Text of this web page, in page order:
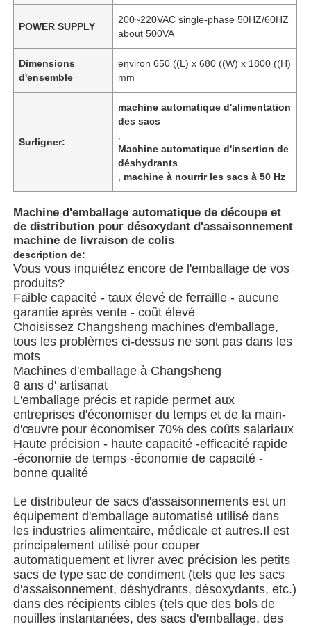
À la maison
Produits
Vidéos
POWER SUPPLY
200~220VAC single-phase 50HZ/60HZ
about 500VA
Dimensions
d'ensemble
environ 650 ((L) x 680 ((W) x 1800 ((H)
mm
Surligner:
machine automatique d'alimentation
des sacs
Machine automatique d'insertion de
déshydrants
machine à nourrir les sacs à 50 Hz
Machine d'emballage automatique de découpe et
de distribution pour désoxydant d'assaisonnement
machine de livraison de colis
description de:
Vous vous inquiétez encore de l'emballage de vos
produits?
Faible capacité - taux élevé de ferraille - aucune
garantie après vente - coût élevé
Choisissez Changsheng machines d'emballage,
tous les problèmes ci-dessus ne sont pas dans les
mots
Machines d'emballage à Changsheng
8 ans d' artisanat
L'emballage précis et rapide permet aux
entreprises d'économiser du temps et de la main-
d'œuvre pour économiser 70% des coûts salariaux
Haute précision - haute capacité -efficacité rapide
-économie de temps -économie de capacité -
bonne qualité
Le distributeur de sacs d'assaisonnements est un
équipement d'emballage automatisé utilisé dans
les industries alimentaire, médicale et autres.Il est
principalement utilisé pour couper
automatiquement et livrer avec précision les petits
sacs de type sac de condiment (tels que les sacs
d'assaisonnement, déshydrants, désoxydants, etc.)
dans des récipients cibles (tels que des bols de
nouilles instantanées, des sacs d'emballage, des